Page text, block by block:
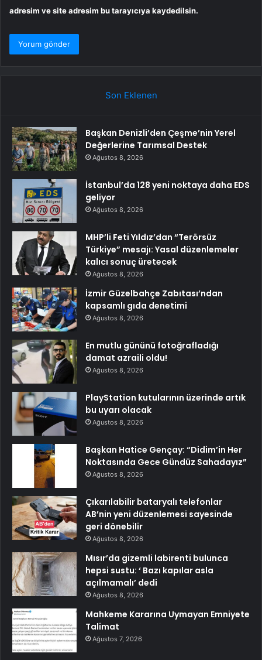
adresim ve site adresim bu tarayıcıya kaydedilsin.
Son Eklenen
Başkan Denizli’den Çeşme’nin Yerel
Değerlerine Tarımsal Destek
Ağustos 8, 2026
İstanbul’da 128 yeni noktaya daha EDS
geliyor
Ağustos 8, 2026
MHP’li Feti Yıldız’dan “Terörsüz
Türkiye” mesajı: Yasal düzenlemeler
kalıcı sonuç üretecek
Ağustos 8, 2026
İzmir Güzelbahçe Zabıtası’ndan
kapsamlı gıda denetimi
Ağustos 8, 2026
En mutlu gününü fotoğrafladığı
damat azraili oldu!
Ağustos 8, 2026
PlayStation kutularının üzerinde artık
bu uyarı olacak
Ağustos 8, 2026
Başkan Hatice Gençay: “Didim’in Her
Noktasında Gece Gündüz Sahadayız”
Ağustos 8, 2026
Çıkarılabilir bataryalı telefonlar
AB’nin yeni düzenlemesi sayesinde
geri dönebilir
Ağustos 8, 2026
Mısır’da gizemli labirenti bulunca
hepsi sustu: ‘ Bazı kapılar asla
açılmamalı’ dedi
Ağustos 8, 2026
Mahkeme Kararına Uymayan Emniyete
Talimat
Ağustos 7, 2026